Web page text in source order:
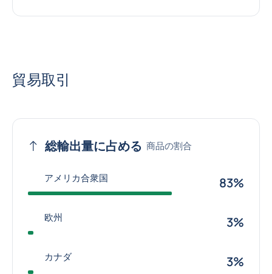
貿易取引
総輸出量に占める 商品の割合
アメリカ合衆国 83%
欧州 3%
カナダ 3%